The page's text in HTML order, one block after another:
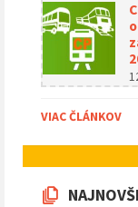
VIAC ČLÁNKOV